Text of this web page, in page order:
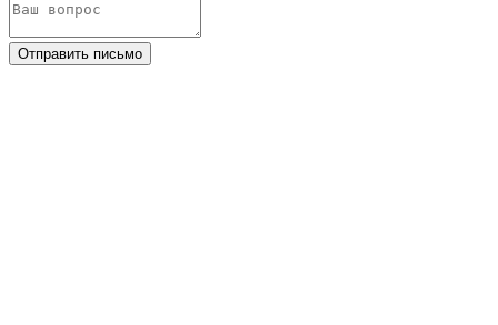
Отправить письмо